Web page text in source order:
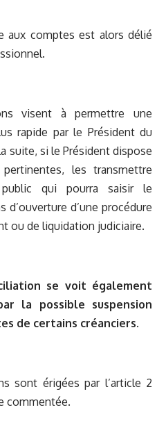
aux comptes est alors délié
visent à permettre une
rapide par le Président du
suite, si le Président dispose
pertinentes, les transmettre
qui pourra saisir le
d’ouverture d’une procédure
ou de liquidation judiciaire.
se voit également
la possible suspension
de certains créanciers.
sont érigées par l’article 2
commentée.